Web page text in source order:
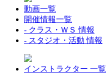
動画一覧
開催情報一覧
- クラス・ＷＳ 情報
- スタジオ・活動 情報
インストラクター 一覧